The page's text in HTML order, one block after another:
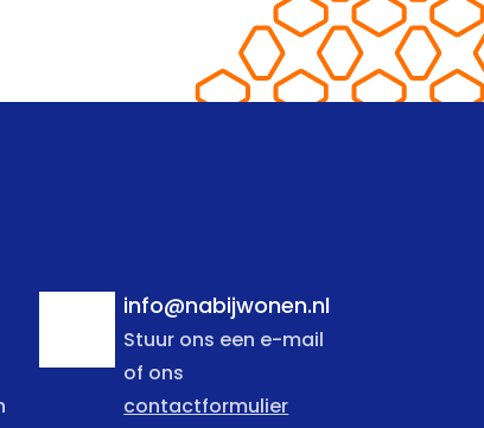
info@nabijwonen.nl
Stuur ons een e-mail
of ons
contactformulier